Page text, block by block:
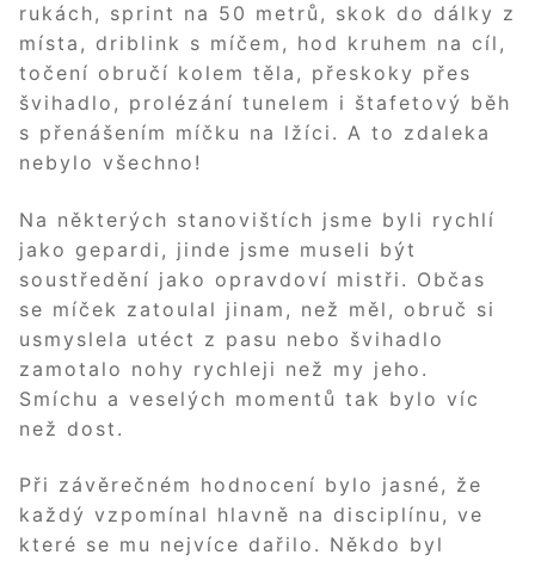
rukách, sprint na 50 metrů, skok do dálky z
místa, driblink s míčem, hod kruhem na cíl,
točení obručí kolem těla, přeskoky přes
švihadlo, prolézání tunelem i štafetový běh
s přenášením míčku na lžíci. A to zdaleka
nebylo všechno!
Na některých stanovištích jsme byli rychlí
jako gepardi, jinde jsme museli být
soustředění jako opravdoví mistři. Občas
se míček zatoulal jinam, než měl, obruč si
usmyslela utéct z pasu nebo švihadlo
zamotalo nohy rychleji než my jeho.
Smíchu a veselých momentů tak bylo víc
než dost.
Při závěrečném hodnocení bylo jasné, že
každý vzpomínal hlavně na disciplínu, ve
které se mu nejvíce dařilo. Někdo byl